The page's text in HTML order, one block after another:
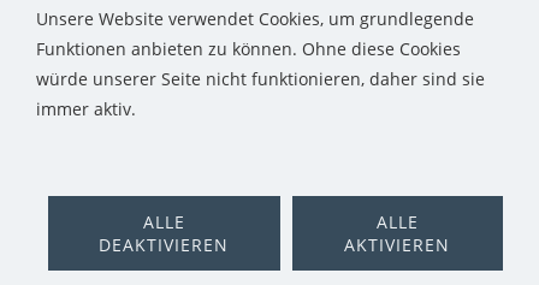
Unsere Website verwendet Cookies, um grundlegende
Funktionen anbieten zu können. Ohne diese Cookies
würde unserer Seite nicht funktionieren, daher sind sie
immer aktiv.
ALLE
DEAKTIVIEREN
ALLE
AKTIVIEREN